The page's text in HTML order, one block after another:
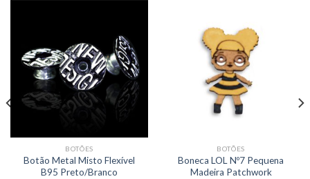
BOTÕES
Botão Metal Misto Flexível
B95 Preto/Branco
BOTÕES
Boneca LOL Nº7 Pequena
Madeira Patchwork